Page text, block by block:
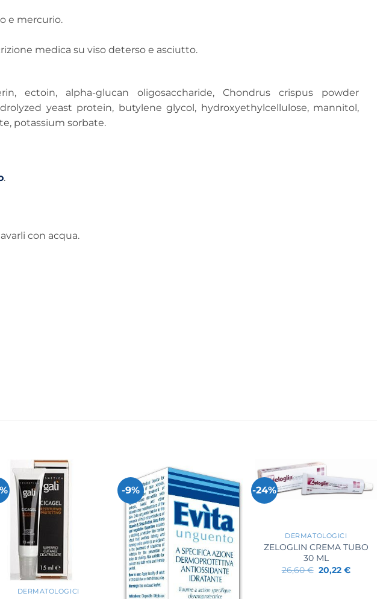
e mercurio.
medica su viso deterso e asciutto.
ectoin, alpha-glucan oligosaccharide, Chondrus crispus powder
yeast protein, butylene glycol, hydroxyethylcellulose, mannitol,
potassium sorbate.
.
con acqua.
DERMATOLOGICI
-9% -24%
DERMATOLOGICI
ZELOGLIN CREMA TUBO
30 ML
26,60€ Il
prezzo
20,22 €Il